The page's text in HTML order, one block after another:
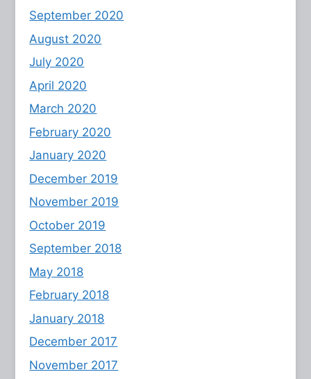
September 2020
August 2020
July 2020
April 2020
March 2020
February 2020
January 2020
December 2019
November 2019
October 2019
September 2018
May 2018
February 2018
January 2018
December 2017
November 2017